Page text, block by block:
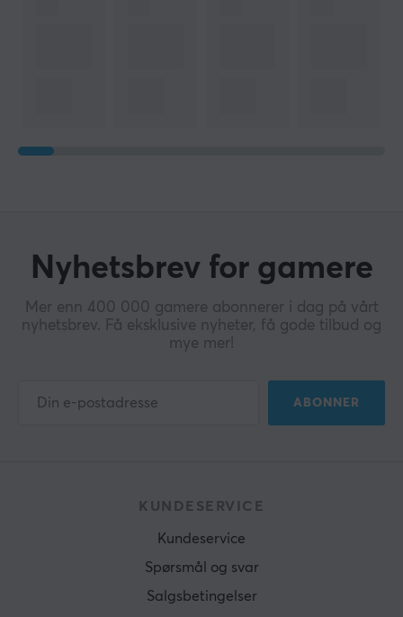
Nyhetsbrev for gamere
Mer enn 400 000 gamere abonnerer i dag på vårt
nyhetsbrev. Få eksklusive nyheter, få gode tilbud og
mye mer!
ABONNER
KUNDESERVICE
Kundeservice
Spørsmål og svar
Salgsbetingelser